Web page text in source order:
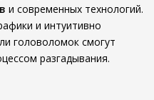
и современных технологий.
и интуитивно
головоломок смогут
разгадывания.